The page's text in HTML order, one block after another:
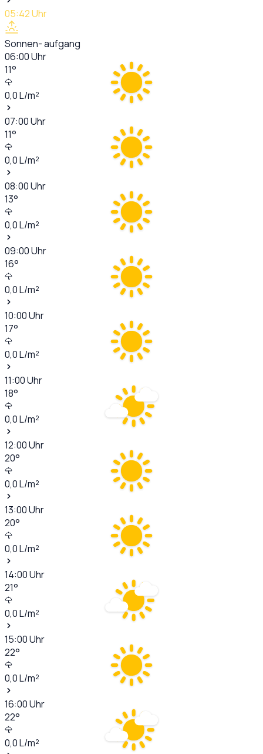
05:42Uhr
Sonnen- aufgang
06:00Uhr
11°
0,0L/m²
07:00Uhr
11°
0,0L/m²
08:00Uhr
13°
0,0L/m²
09:00Uhr
16°
0,0L/m²
10:00Uhr
17°
0,0L/m²
11:00Uhr
18°
0,0L/m²
12:00Uhr
20°
0,0L/m²
13:00Uhr
20°
0,0L/m²
14:00Uhr
21°
0,0L/m²
15:00Uhr
22°
0,0L/m²
16:00Uhr
22°
0,0L/m²